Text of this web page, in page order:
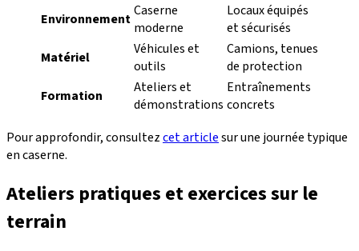
EnvironnementCaserne
moderne
Locaux équipés
et sécurisés
Matériel
Véhicules et
outils
Camions, tenues
de protection
Formation
Ateliers et
démonstrations
Entraînements
concrets
Pour approfondir, consultezcet articlesur une journée typique
en caserne.
Ateliers pratiques et exercices sur le
terrain